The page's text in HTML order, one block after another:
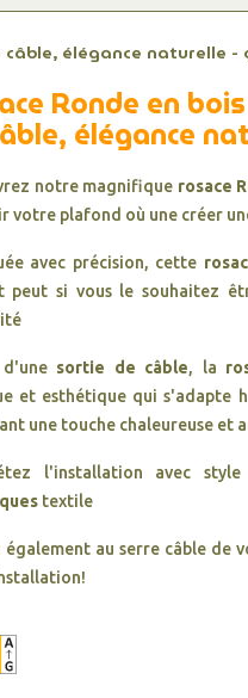
élégance naturelle
Ronde en
élégance
notre magnifique rosace
votre plafond où une créer
avec précision, cette
peut si vous le souhaitez
sortie de câble, la
et esthétique qui s'adapte
une touche chaleureuse et
l'installation avec
textile
également au serre câble de